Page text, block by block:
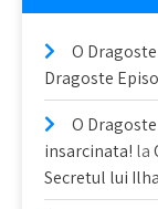
O
Dragoste
O
insarcinata! la
Secretul lui